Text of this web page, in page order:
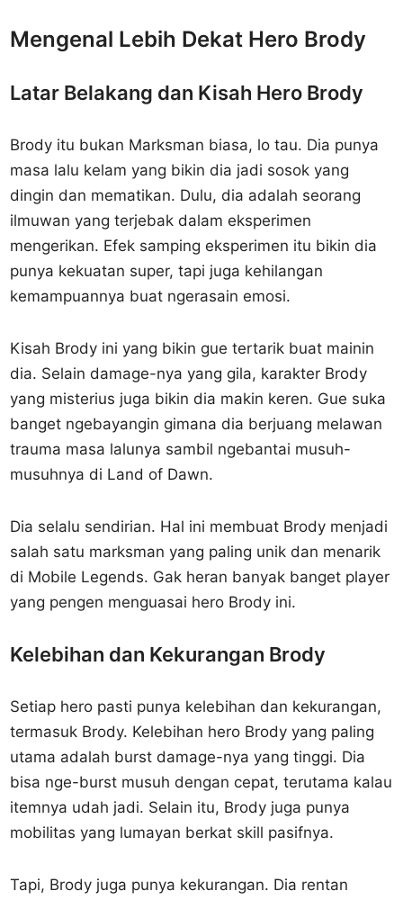
Mengenal Lebih Dekat Hero Brody
Latar Belakang dan Kisah Hero Brody
Brody itu bukan Marksman biasa, lo tau. Dia punya
masa lalu kelam yang bikin dia jadi sosok yang
dingin dan mematikan. Dulu, dia adalah seorang
ilmuwan yang terjebak dalam eksperimen
mengerikan. Efek samping eksperimen itu bikin dia
punya kekuatan super, tapi juga kehilangan
kemampuannya buat ngerasain emosi.
Kisah Brody ini yang bikin gue tertarik buat mainin
dia. Selain damage-nya yang gila, karakter Brody
yang misterius juga bikin dia makin keren. Gue suka
banget ngebayangin gimana dia berjuang melawan
trauma masa lalunya sambil ngebantai musuh-
musuhnya di Land of Dawn.
Dia selalu sendirian. Hal ini membuat Brody menjadi
salah satu marksman yang paling unik dan menarik
di Mobile Legends. Gak heran banyak banget player
yang pengen menguasai hero Brody ini.
Kelebihan dan Kekurangan Brody
Setiap hero pasti punya kelebihan dan kekurangan,
termasuk Brody. Kelebihan hero Brody yang paling
utama adalah burst damage-nya yang tinggi. Dia
bisa nge-burst musuh dengan cepat, terutama kalau
itemnya udah jadi. Selain itu, Brody juga punya
mobilitas yang lumayan berkat skill pasifnya.
Tapi, Brody juga punya kekurangan. Dia rentan